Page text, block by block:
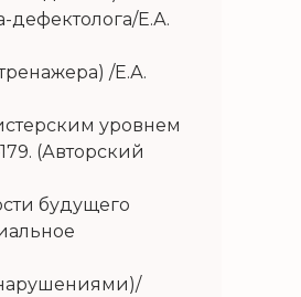
дефектолога/Е.А.
/Е.А.
уровнем
(Авторский
будущего